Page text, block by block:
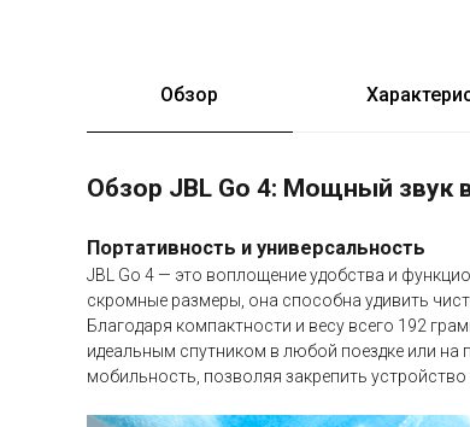
Обзор
Обзор JBL Go 4: Мощный звук
Портативность и универсальность
JBL Go 4 — это воплощение удобства и
скромные размеры, она способна удивить
Благодаря компактности и весу всего 192
идеальным спутником в любой поездке или на
мобильность, позволяя закрепить устройство